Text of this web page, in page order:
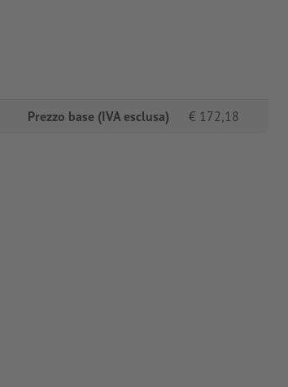
Prezzo base (IVA esclusa) € 172,18